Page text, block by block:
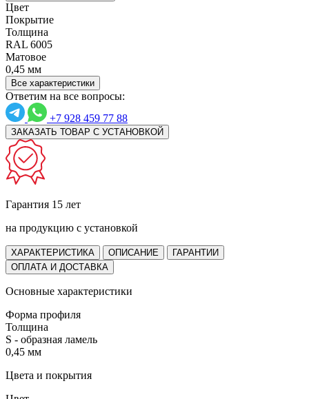
Цвет
Покрытие
Толщина
RAL 6005
Матовое
0,45 мм
Все характеристики
Ответим на все вопросы:
+7 928 459 77 88
ЗАКАЗАТЬ ТОВАР С УСТАНОВКОЙ
Гарантия 15 лет
на продукцию с установкой
ХАРАКТЕРИСТИКА ОПИСАНИЕ
ГАРАНТИИ
ОПЛАТА И ДОСТАВКА
Основные характеристики
Форма профиля
Толщина
S - образная ламель
0,45 мм
Цвета и покрытия